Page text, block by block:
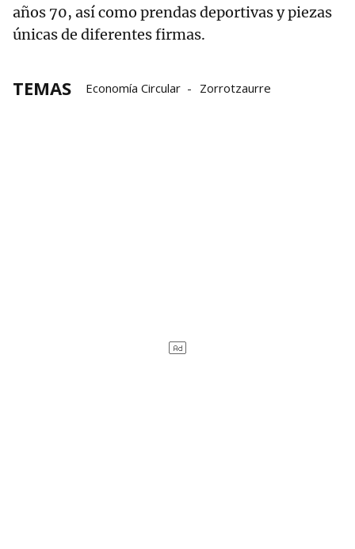
años 70, así como prendas deportivas y piezas
únicas de diferentes firmas.
TEMAS Economía Circular Zorrotzaurre